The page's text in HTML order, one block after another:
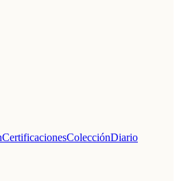
CertificacionesColecciónDiario